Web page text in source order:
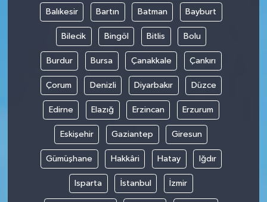
Balıkesir Bartın Batman Bayburt
Bilecik Bingöl Bitlis Bolu
Burdur Bursa Çanakkale Çankırı
Çorum Denizli Diyarbakır Düzce
Edirne Elazığ Erzincan Erzurum
Eskişehir Gaziantep Giresun
Gümüşhane Hakkâri Hatay Iğdır
Isparta İstanbul İzmir